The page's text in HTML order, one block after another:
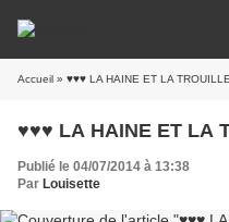
Accueil » ♥♥♥ LA HAINE ET LA
♥♥♥ LA HAINE ET
Publié le 04/07/2014 à 13:38
Par Louisette